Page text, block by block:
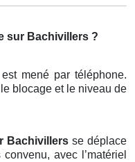
sur Bachivillers ?
mené par téléphone.
blocage et le niveau de
Bachivillers se déplace
avec l’matériel